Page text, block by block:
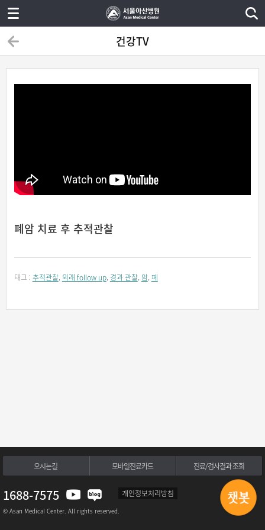
건강TV
폐암 치료 후 추적관찰
태그 : 추적관찰, 외래 follow up, 경과 관찰, 암, 폐
오시는길 모바일진료카드 진료/검사결과 조회
1688-7575 개인정보처리방침
© Asan Medical Center. All rights reserved.